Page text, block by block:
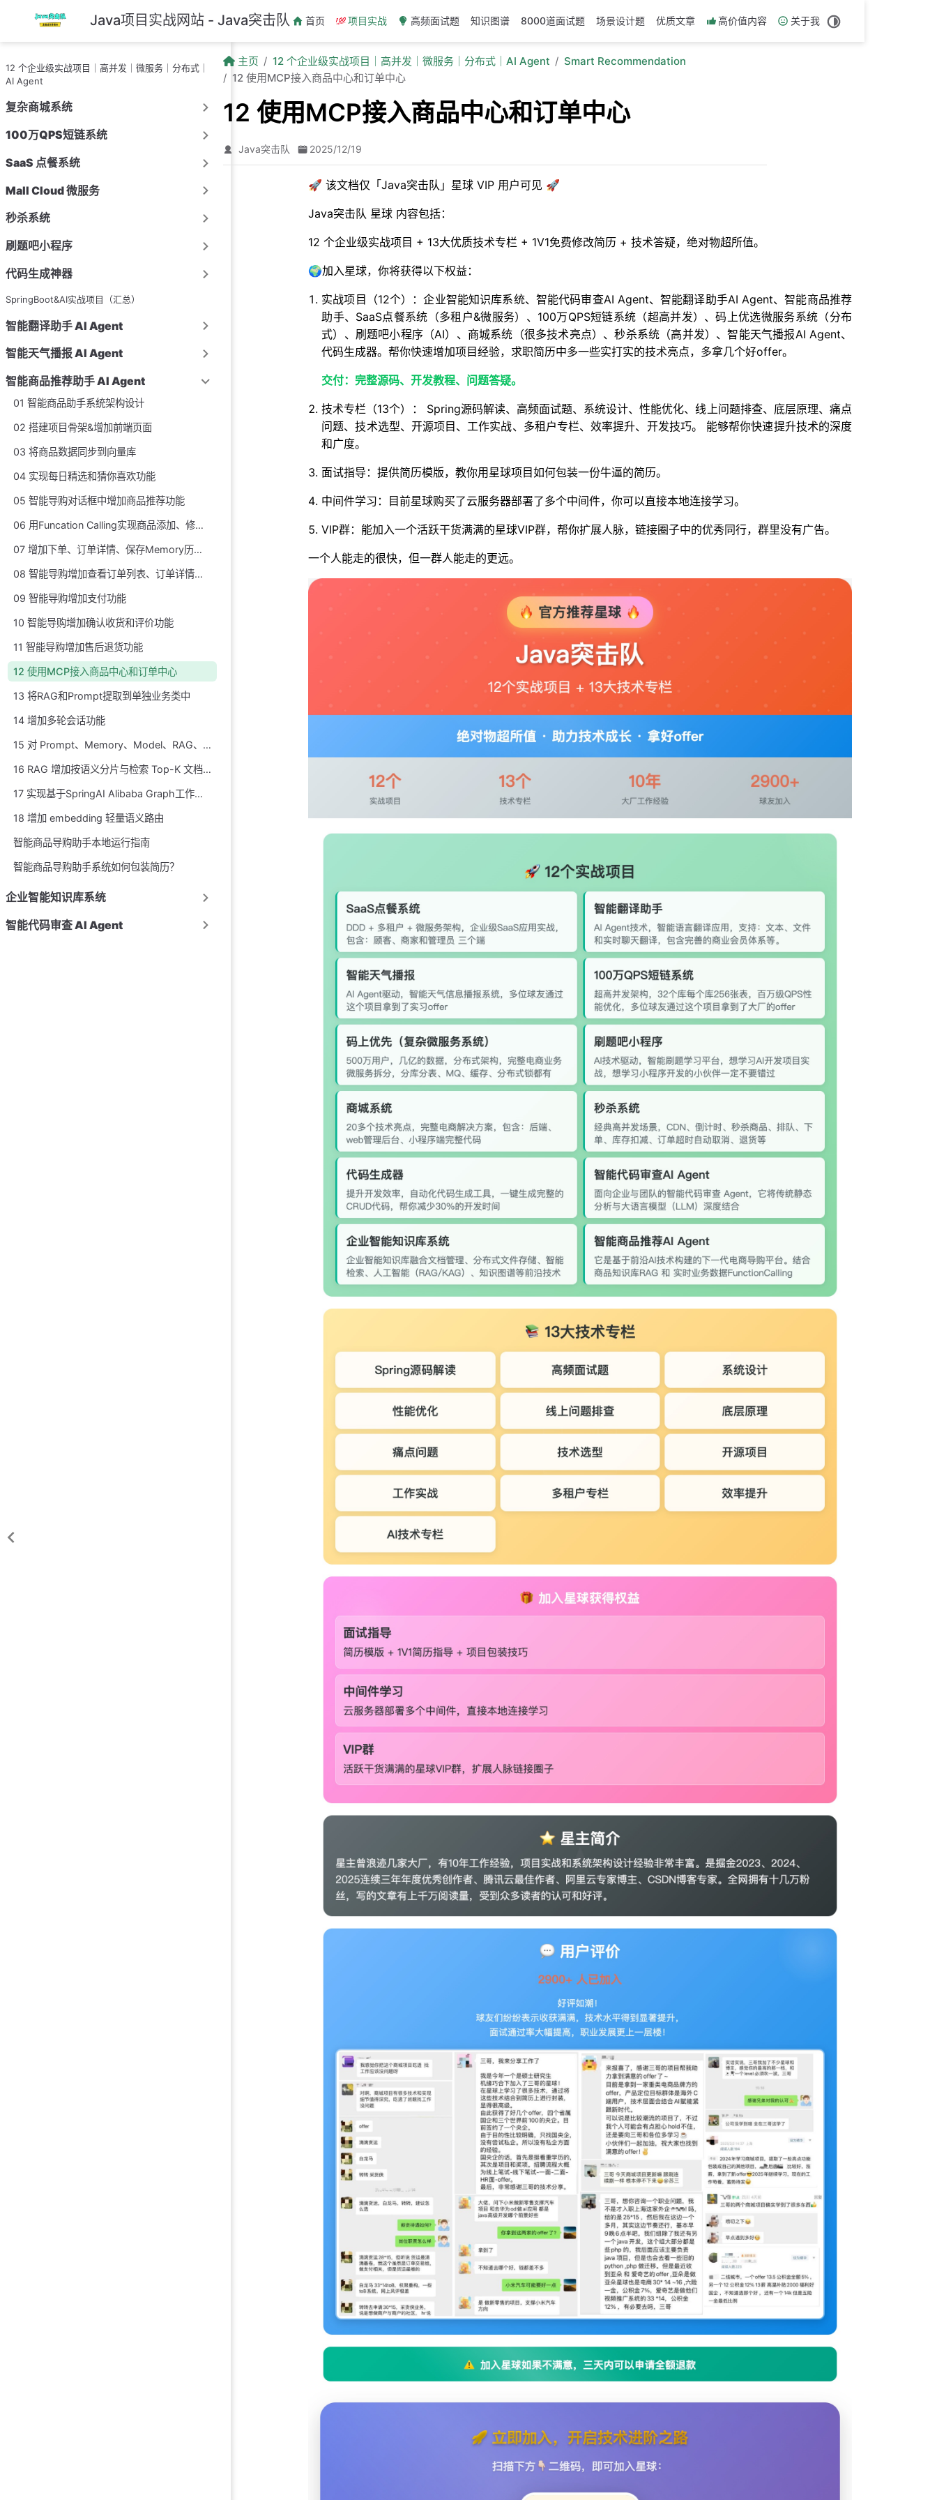
跳至主要內容 Java项目实战网站 - Java突击队 首页 项目实战 高频面试题 知识图谱 8000道面试题 场景设计题 优质文章 高价值内容 关于我
12 个企业级实战项目｜高并发｜微服务｜分布式｜
AI Agent
复杂商城系统
100万QPS短链系统
SaaS 点餐系统
Mall Cloud 微服务
秒杀系统
刷题吧小程序
代码生成神器
SpringBoot&AI实战项目（汇总）
智能翻译助手 AI Agent
智能天气播报 AI Agent
智能商品推荐助手 AI Agent
01 智能商品助手系统架构设计
02 搭建项目骨架&增加前端页面
03 将商品数据同步到向量库
04 实现每日精选和猜你喜欢功能
05 智能导购对话框中增加商品推荐功能
06 用Funcation Calling实现商品添加、修改和删除购物车功能
07 增加下单、订单详情、保存Memory历史会话功能
08 智能导购增加查看订单列表、订单详情和取消订单功能
09 智能导购增加支付功能
10 智能导购增加确认收货和评价功能
11 智能导购增加售后退货功能
12 使用MCP接入商品中心和订单中心
13 将RAG和Prompt提取到单独业务类中
14 增加多轮会话功能
15 对 Prompt、Memory、Model、RAG、Tools 做集中编排
16 RAG 增加按语义分片与检索 Top-K 文档片段的功能
17 实现基于SpringAI Alibaba Graph工作流编排
18 增加 embedding 轻量语义路由
智能商品导购助手本地运行指南
智能商品导购助手系统如何包装简历？
企业智能知识库系统
智能代码审查 AI Agent
主页 12 个企业级实战项目｜高并发｜微服务｜分布式｜AI Agent
Smart Recommendation
12 使用MCP接入商品中心和订单中心
12 使用MCP接入商品中心和订单中心
Java突击队 2025/12/19
🚀 该文档仅「Java突击队」星球 VIP 用户可见 🚀
Java突击队 星球 内容包括：
12 个企业级实战项目 + 13大优质技术专栏 + 1V1免费修改简历 + 技术答疑，绝对物超所值。
🌍加入星球，你将获得以下权益：
实战项目（12个）：企业智能知识库系统、智能代码审查AI Agent、智能翻译助手AI Agent、智能商品推荐
助手、SaaS点餐系统（多租户&微服务）、100万QPS短链系统（超高并发）、码上优选微服务系统（分布
式）、刷题吧小程序（AI）、商城系统（很多技术亮点）、秒杀系统（高并发）、智能天气播报AI Agent、
代码生成器。帮你快速增加项目经验，求职简历中多一些实打实的技术亮点，多拿几个好offer。
交付：完整源码、开发教程、问题答疑。
技术专栏（13个）： Spring源码解读、高频面试题、系统设计、性能优化、线上问题排查、底层原理、痛点
问题、技术选型、开源项目、工作实战、多租户专栏、效率提升、开发技巧。 能够帮你快速提升技术的深度
和广度。
面试指导：提供简历模版，教你用星球项目如何包装一份牛逼的简历。
中间件学习：目前星球购买了云服务器部署了多个中间件，你可以直接本地连接学习。
VIP群：能加入一个活跃干货满满的星球VIP群，帮你扩展人脉，链接圈子中的优秀同行，群里没有广告。
一个人能走的很快，但一群人能走的更远。